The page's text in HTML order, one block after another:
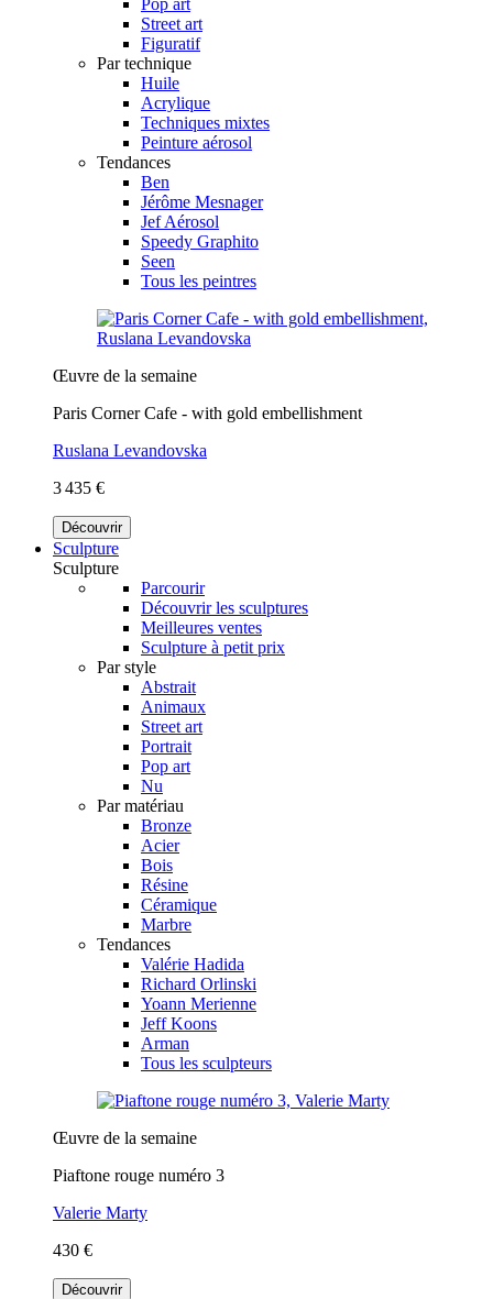
Street art
Figuratif
Par technique
Huile
Acrylique
Techniques mixtes
Peinture aérosol
Tendances
Ben
Jérôme Mesnager
Jef Aérosol
Speedy Graphito
Seen
Tous les peintres
Œuvre de la semaine
Paris Corner Cafe - with gold embellishment
Ruslana Levandovska
3 435 €
Découvrir
Sculpture
Sculpture
Parcourir
Découvrir les sculptures
Meilleures ventes
Sculpture à petit prix
Par style
Abstrait
Animaux
Street art
Portrait
Pop art
Nu
Par matériau
Bronze
Acier
Bois
Résine
Céramique
Marbre
Tendances
Valérie Hadida
Richard Orlinski
Yoann Merienne
Jeff Koons
Arman
Tous les sculpteurs
Œuvre de la semaine
Piaftone rouge numéro 3
Valerie Marty
430 €
Découvrir